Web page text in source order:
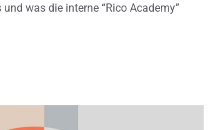
was die interne “Rico Academy”